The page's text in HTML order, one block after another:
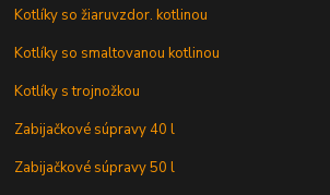
Kotlíky so žiaruvzdor. kotlinou
Kotlíky so smaltovanou kotlinou
Kotlíky s trojnožkou
Zabijačkové súpravy 40 l
Zabijačkové súpravy 50 l